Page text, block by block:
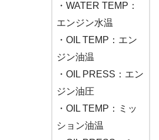
・WATER TEMP：
エンジン水温
・OIL TEMP：エン
ジン油温
・OIL PRESS：エン
ジン油圧
・OIL TEMP：ミッ
ション油温